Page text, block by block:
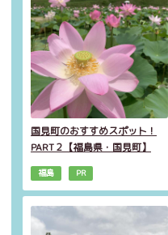
国見町のおすすめスポット！
PART２【福島県・国見町】
福島 PR